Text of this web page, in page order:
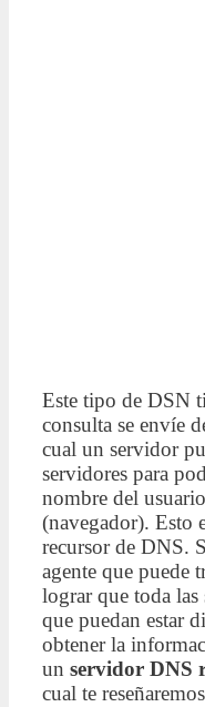
Este tipo de DSN
consulta se envíe
cual un servidor
servidores para
nombre del
(navegador). Esto
recursor de DNS.
agente que puede
lograr que toda
que puedan estar
obtener la
un servidor DNS
cual te